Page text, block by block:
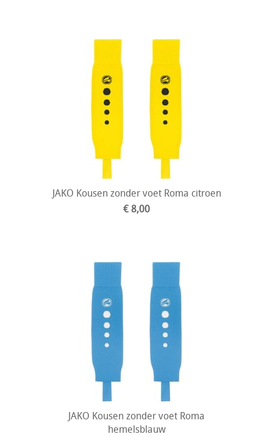
JAKO Kousen zonder voet Roma citroen
€ 8,00
JAKO Kousen zonder voet Roma
hemelsblauw